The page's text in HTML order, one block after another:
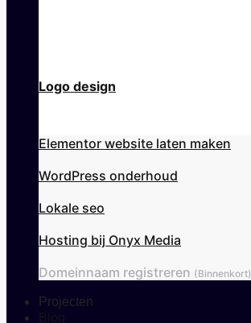
Logo design
Elementor website laten maken
WordPress onderhoud
Lokale seo
Hosting bij Onyx Media
Domeinnaam registreren (Binnenkort)
Projecten